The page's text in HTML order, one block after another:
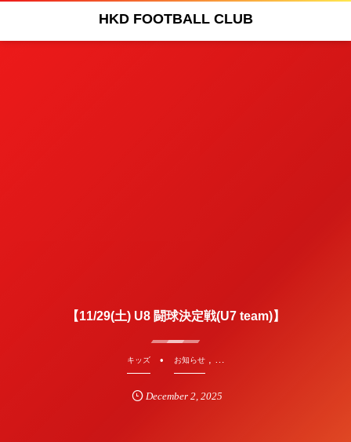
HKD FOOTBALL CLUB
【11/29(土) U8 闘球決定戦(U7 team)】
キッズ お知らせ, …
December 2, 2025